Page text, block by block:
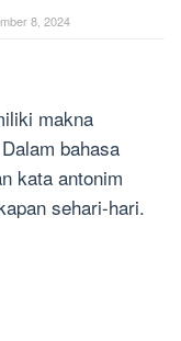
8, 2024
makna
bahasa
kata antonim
sehari-hari.